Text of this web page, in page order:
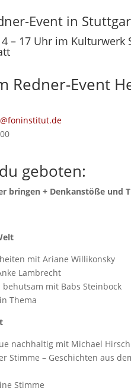
Event in
– 17 Uhr im Kulturwerk
Redner-Event
geboten:
bringen + Denkanstöße und
mit Ariane Willikonsky
Lambrecht
behutsam mit Babs Steinbock
Thema
nachhaltig mit Michael Hirsch
Stimme – Geschichten aus
Stimme